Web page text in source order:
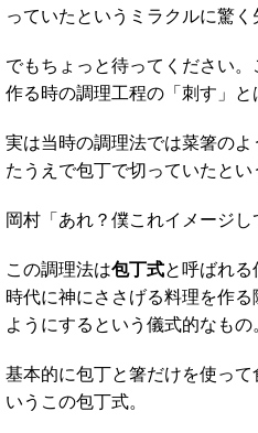
っていたというミラクルに驚
でもちょっと待ってください
作る時の調理工程の「刺す」と
実は当時の調理法では菜箸の
たうえで包丁で切っていたとい
岡村「あれ？僕これイメージし
この調理法は包丁式と呼ばれ
時代に神にささげる料理を作
ようにするという儀式的なもの
基本的に包丁と箸だけを使っ
いうこの包丁式。